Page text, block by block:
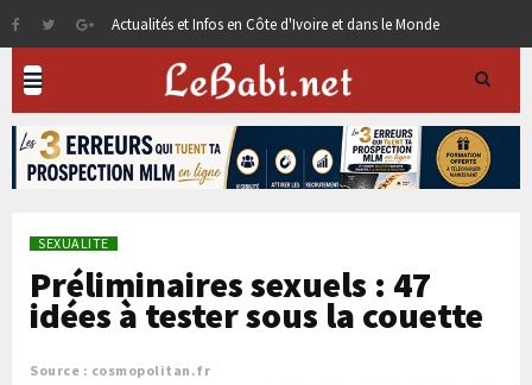
Actualités et Infos en Côte d'Ivoire et dans le Monde
SEXUALITE
Préliminaires sexuels : 47
idées à tester sous la couette
Source : cosmopolitan.fr